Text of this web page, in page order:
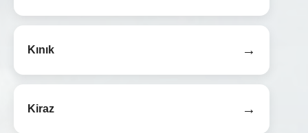
Kınık →
Kiraz →